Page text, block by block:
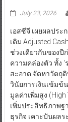
July 23, 2026
เอสซีจี เผยผลประ
เดิม Adjusted
ช่วงเดียวกันของปี
ความคล่องตัว ทั้ง
สะอาด จัดหาวัตถุ
วินัยการเงินเข้มข้
มูลค่าเพิ่มสูง (High
เพิ่มประสิทธิภาพ
ธุรกิจ เคาะปันผล